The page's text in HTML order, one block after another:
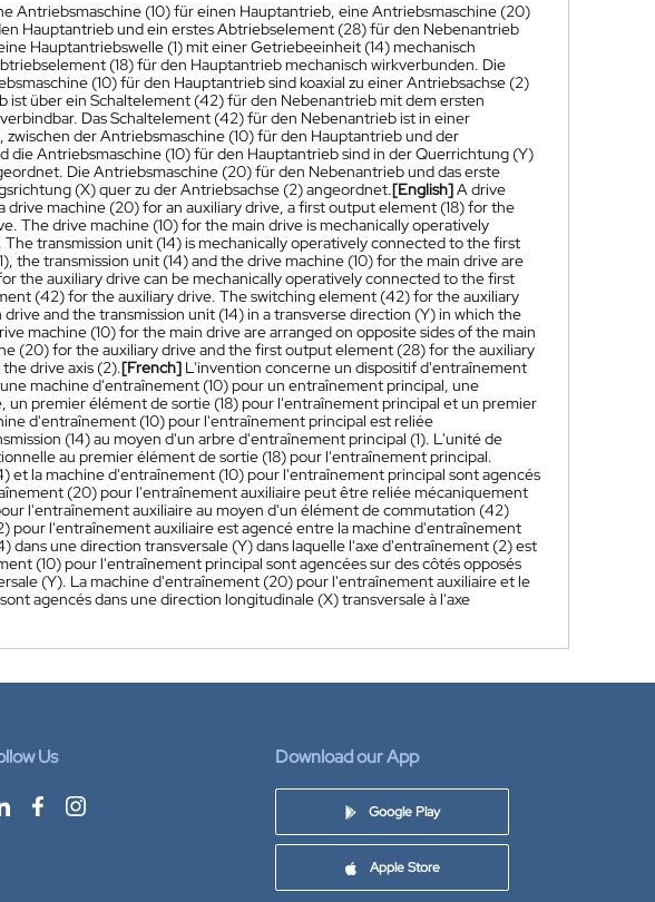
Antriebsmaschine (10) für einen Hauptantrieb, eine Antriebsmaschine (20)
Hauptantrieb und ein erstes Abtriebselement (28) für den Nebenantrieb
Hauptantriebswelle (1) mit einer Getriebeeinheit (14) mechanisch
(18) für den Hauptantrieb mechanisch wirkverbunden. Die
(10) für den Hauptantrieb sind koaxial zu einer Antriebsachse (2)
über ein Schaltelement (42) für den Nebenantrieb mit dem ersten
Das Schaltelement (42) für den Nebenantrieb ist in einer
der Antriebsmaschine (10) für den Hauptantrieb und der
Antriebsmaschine (10) für den Hauptantrieb sind in der Querrichtung (Y)
Die Antriebsmaschine (20) für den Nebenantrieb und das erste
(X) quer zu der Antriebsachse (2) angeordnet.[English]A drive
drive machine (20) for an auxiliary drive, a first output element (18) for the
The drive machine (10) for the main drive is mechanically operatively
transmission unit (14) is mechanically operatively connected to the first
the transmission unit (14) and the drive machine (10) for the main drive are
the auxiliary drive can be mechanically operatively connected to the first
(42) for the auxiliary drive. The switching element (42) for the auxiliary
and the transmission unit (14) in a transverse direction (Y) in which the
machine (10) for the main drive are arranged on opposite sides of the main
(20) for the auxiliary drive and the first output element (28) for the auxiliary
drive axis (2).[French] L'invention concerne un dispositif d'entraînement
machine d'entraînement (10) pour un entraînement principal, une
premier élément de sortie (18) pour l'entraînement principal et un premier
d'entraînement (10) pour l'entraînement principal est reliée
(14) au moyen d'un arbre d'entraînement principal (1). L'unité de
au premier élément de sortie (18) pour l'entraînement principal.
et la machine d'entraînement (10) pour l'entraînement principal sont agencés
(20) pour l'entraînement auxiliaire peut être reliée mécaniquement
l'entraînement auxiliaire au moyen d'un élément de commutation (42)
l'entraînement auxiliaire est agencé entre la machine d'entraînement
dans une direction transversale (Y) dans laquelle l'axe d'entraînement (2) est
(10) pour l'entraînement principal sont agencées sur des côtés opposés
(Y). La machine d'entraînement (20) pour l'entraînement auxiliaire et le
agencés dans une direction longitudinale (X) transversale à l'axe
Us Download our App
Google Play
Apple Store